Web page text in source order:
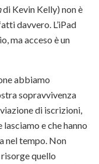
di Kevin Kelly) non è
davvero. L’iPad
ma acceso è un
abbiamo
sopravvivenza
di iscrizioni,
e che hanno
nel tempo. Non
quello